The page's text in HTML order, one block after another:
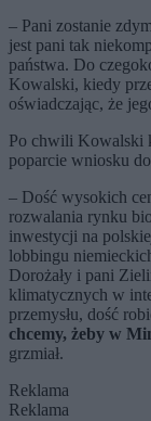
– Pani zostanie
jest pani tak
państwa. Do
Kowalski, kiedy
oświadczając, że
Po chwili Kowalski
poparcie wniosku
– Dość wysokich
rozwalania rynku
inwestycji na
lobbingu
Dorożały i pani
klimatycznych w
przemysłu, dość
chcemy, żeby w
grzmiał.
Reklama
Reklama